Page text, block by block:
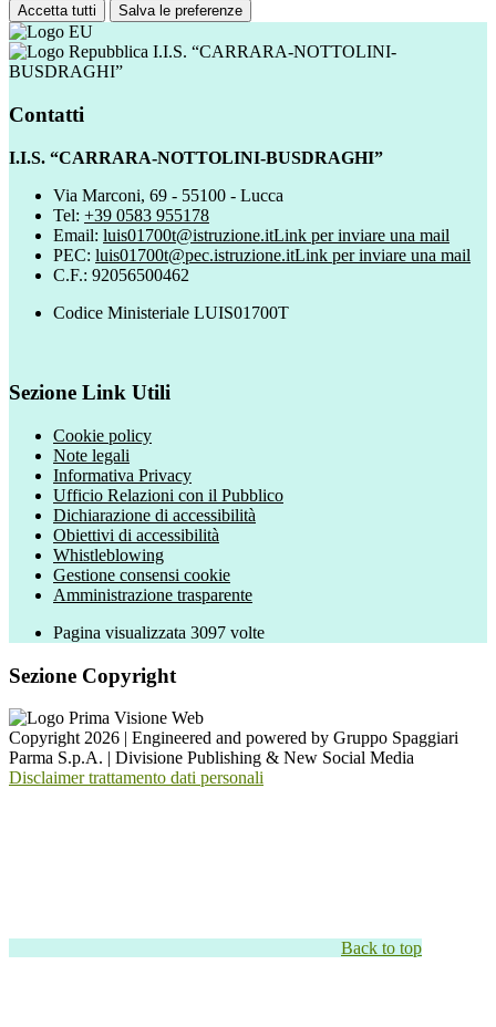
Accetta tutti Salva le preferenze
I.I.S. “CARRARA-NOTTOLINI-
BUSDRAGHI”
Contatti
I.I.S. “CARRARA-NOTTOLINI-BUSDRAGHI”
Via Marconi, 69 - 55100 - Lucca
Tel: +39 0583 955178
Email: luis01700t@istruzione.itLink per inviare una mail
PEC: luis01700t@pec.istruzione.itLink per inviare una mail
C.F.: 92056500462
Codice Ministeriale LUIS01700T
Sezione Link Utili
Cookie policy
Note legali
Informativa Privacy
Ufficio Relazioni con il Pubblico
Dichiarazione di accessibilità
Obiettivi di accessibilità
Whistleblowing
Gestione consensi cookie
Amministrazione trasparente
Pagina visualizzata 3097 volte
Sezione Copyright
Copyright 2026 | Engineered and powered by Gruppo Spaggiari
Parma S.p.A. | Divisione Publishing & New Social Media
Disclaimer trattamento dati personali
Back to top